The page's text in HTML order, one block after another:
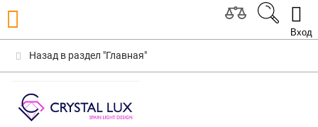
Вход
Назад в раздел "Главная"